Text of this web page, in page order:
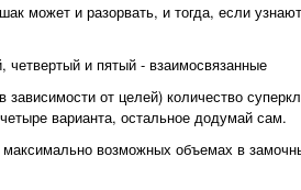
и разорвать, и тогда, если
четвертый и пятый - взаимосвязанные
зависимости от целей) количество
варианта, остальное додумай сам.
возможных объемах в